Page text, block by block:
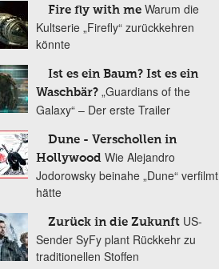
Fire fly with me Warum die
Kultserie „Firefly“ zurückkehren
könnte
Ist es ein Baum? Ist es ein
Waschbär? „Guardians of the
Galaxy“ – Der erste Trailer
Dune - Verschollen in
Hollywood Wie Alejandro
Jodorowsky beinahe „Dune“ verfilmt
hätte
Zurück in die Zukunft US-
Sender SyFy plant Rückkehr zu
traditionellen Stoffen